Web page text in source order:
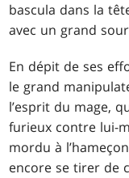
bascula dans la
avec un grand
En dépit de ses
le grand
l’esprit du mage,
furieux contre lui-
mordu à
encore se tirer de